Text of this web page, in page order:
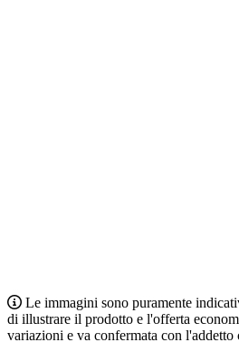
Le immagini sono puramente
di illustrare il prodotto e l'offerta
variazioni e va confermata con l'addetto